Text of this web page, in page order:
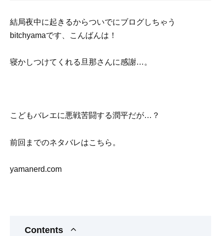
結局夜中に起きるからついでにブログしちゃう
bitchyamaです、こんばんは！
寝かしつけてくれる旦那さんに感謝…。
こどもバレエに悪戦苦闘する潤平だが…？
前回までのネタバレはこちら。
yamanerd.com
Contents